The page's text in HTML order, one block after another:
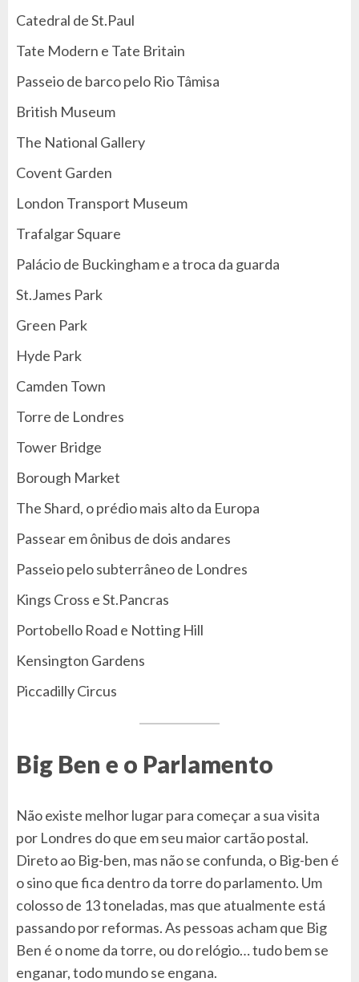
Catedral de St.Paul
Tate Modern e Tate Britain
Passeio de barco pelo Rio Tâmisa
British Museum
The National Gallery
Covent Garden
London Transport Museum
Trafalgar Square
Palácio de Buckingham e a troca da guarda
St.James Park
Green Park
Hyde Park
Camden Town
Torre de Londres
Tower Bridge
Borough Market
The Shard, o prédio mais alto da Europa
Passear em ônibus de dois andares
Passeio pelo subterrâneo de Londres
Kings Cross e St.Pancras
Portobello Road e Notting Hill
Kensington Gardens
Piccadilly Circus
Big Ben e o Parlamento
Não existe melhor lugar para começar a sua visita
por Londres do que em seu maior cartão postal.
Direto ao Big-ben, mas não se confunda, o Big-ben é
o sino que fica dentro da torre do parlamento. Um
colosso de 13 toneladas, mas que atualmente está
passando por reformas. As pessoas acham que Big
Ben é o nome da torre, ou do relógio… tudo bem se
enganar, todo mundo se engana.